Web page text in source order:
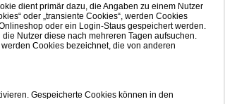
dient primär dazu, die Angaben zu einem Nutzer
oder „transiente Cookies“, werden Cookies
oder ein Login-Staus gespeichert werden.
Nutzer diese nach mehreren Tagen aufsuchen.
Cookies bezeichnet, die von anderen
Gespeicherte Cookies können in den